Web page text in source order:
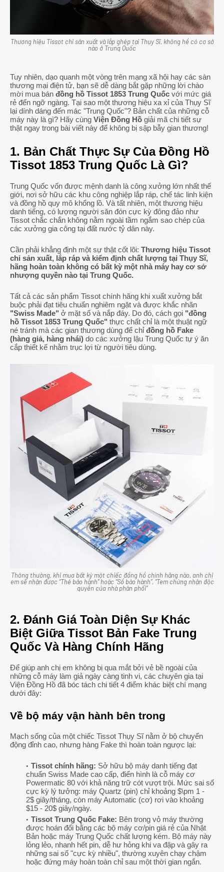
Thương hiệu Tissot chỉ sản xuất và lắp ghép tại Thụy Sĩ, không hề có cơ sở
nào ở Trung Quốc
Tuy nhiên, dạo quanh một vòng trên mạng xã hội hay các sàn
thương mại điện tử, bạn sẽ dễ dàng bắt gặp những lời chào
mời mua bán đồng hồ Tissot 1853 Trung Quốc với mức giá
rẻ đến ngỡ ngàng. Tại sao một thương hiệu xa xỉ của Thụy Sĩ
lại dính dáng đến mác "Trung Quốc"? Bản chất của những cỗ
máy này là gì? Hãy cùng Viện Đồng Hồ giải mã chi tiết sự
thật ngay trong bài viết này để không bị sập bẫy gian thương!
1. Bản Chất Thực Sự Của Đồng Hồ
Tissot 1853 Trung Quốc Là Gì?
Trung Quốc vốn được mệnh danh là công xưởng lớn nhất thế
giới, nơi sở hữu các khu công nghiệp lắp ráp, chế tác linh kiện
và đồng hồ quy mô khổng lồ. Và tất nhiên, một thương hiệu
danh tiếng, có lượng người săn đón cực kỳ đông đảo như
Tissot chắc chắn không nằm ngoài tầm ngắm sao chép của
các xưởng gia công tại đất nước tỷ dân này.
Cần phải khẳng định một sự thật cốt lõi: Thương hiệu Tissot
chỉ sản xuất, lắp ráp và kiểm định chất lượng tại Thụy Sĩ,
hãng hoàn toàn không có bất kỳ một nhà máy hay cơ sở
nhượng quyền nào tại Trung Quốc.
Tất cả các sản phẩm Tissot chính hãng khi xuất xưởng bắt
buộc phải đạt tiêu chuẩn nghiêm ngặt và được khắc nhãn
"Swiss Made" ở mặt số và nắp đáy. Do đó, cách gọi "đồng
hồ Tissot 1853 Trung Quốc" thực chất chỉ là một thuật ngữ
né tránh mà các gian thương dùng để chỉđồng hồ Fake
(hàng giả, hàng nhái) do các xưởng lậu Trung Quốc tự ý ăn
cắp thiết kế nhằm trục lợi từ người tiêu dùng.
Thông thường, khi mua bất kỳ một chiếc đồng hồ chính hãng nào, anh chị
em sẽ nhận được “Thẻ bảo hành” hoặc “Sổ bảo hành”, “Tem chứng nhận độc
quyền của nhà phân phối”
2. Đánh Giá Toàn Diện Sự Khác
Biệt Giữa Tissot Bản Fake Trung
Quốc Và Hàng Chính Hãng
Để giúp anh chị em không bị qua mắt bởi vẻ bề ngoài của
những cỗ máy làm giả ngày càng tinh vi, các chuyên gia tại
Viện Đồng Hồ đã bóc tách chi tiết 4 điểm khác biệt chí mạng
dưới đây:
Về bộ máy vận hành bên trong
Mạch sống của một chiếc Tissot Thụy Sĩ nằm ở bộ chuyển
động đỉnh cao, nhưng hàng Fake thì hoàn toàn ngược lại:
Tissot chính hãng: Sở hữu bộ máy danh tiếng đạt
chuẩn Swiss Made cao cấp, điển hình là cỗ máy cơ
Powermatic 80 với khả năng trữ cót vượt trội. Mức sai số
cực kỳ lý tưởng: máy Quartz (pin) chỉ khoảng $\pm 1 -
2$ giây/tháng, còn máy Automatic (cơ) rơi vào khoảng
$15 - 20$ giây/ngày.
Tissot Trung Quốc Fake: Bên trong vỏ máy thường
được hoán đổi bằng các bộ máy cơ/pin giá rẻ của Nhật
Bản hoặc máy Trung Quốc chất lượng kém. Bộ máy này
lỏng lẻo, nhanh hết pin, dễ hư hỏng khi va đập và gây ra
những sai số "cực kỳ nhiều", thường xuyên chạy chậm
hoặc đứng máy hoàn toàn chỉ sau một thời gian ngắn.